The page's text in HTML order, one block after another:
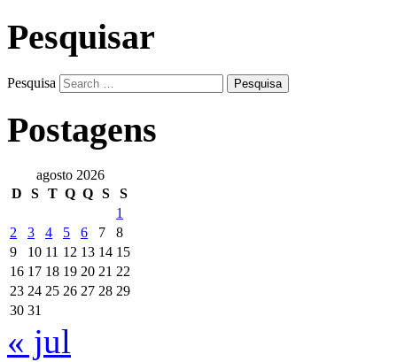
Pesquisar
Pesquisa
Postagens
agosto 2026
D
S T Q Q S
S
1
2
3 4 5 6 7
8
9
10 11 12 13 14 15
16 17 18 19 20 21 22
23 24 25 26 27 28 29
30 31
« jul